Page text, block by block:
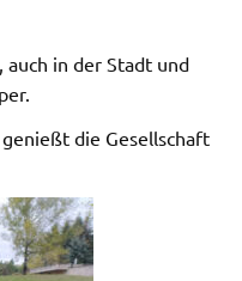
auch in der Stadt und
die Gesellschaft